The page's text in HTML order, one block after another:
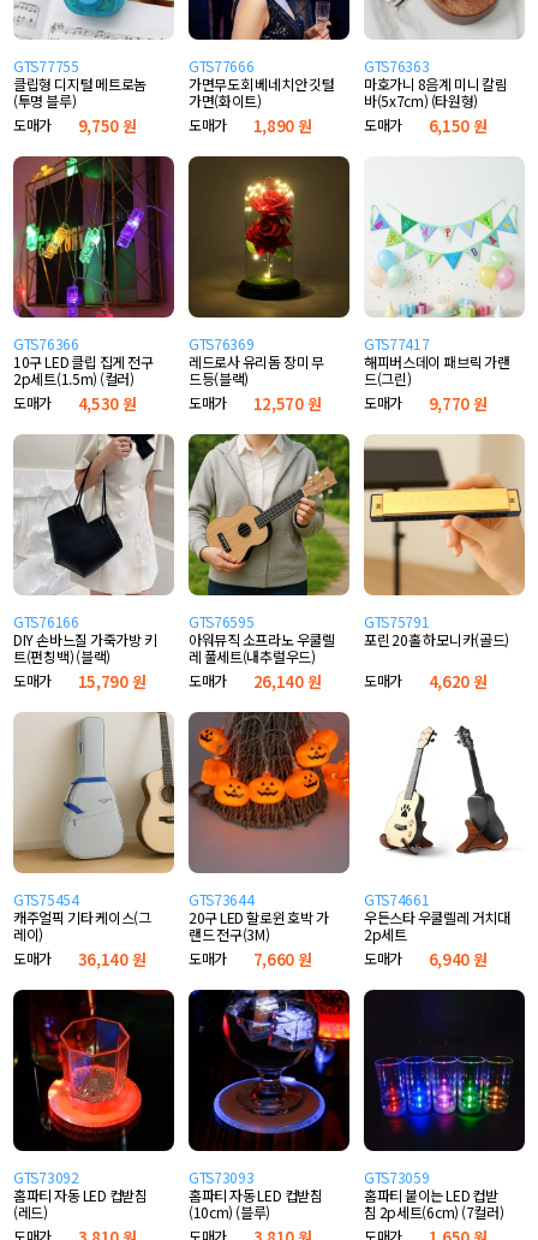
GTS77755
클립형 디지털 메트로놈
(투명 블루)
도매가
9,750 원
GTS77666
가면무도회 베네치안 깃털
가면(화이트)
도매가
1,890 원
GTS76363
마호가니 8음계 미니 칼림
바(5x7cm) (타원형)
도매가
6,150 원
GTS76366
10구 LED 클립 집게 전구
2p세트(1.5m) (컬러)
도매가
4,530 원
GTS76369
레드로사 유리돔 장미 무
드등(블랙)
도매가
12,570 원
GTS77417
해피버스데이 패브릭 가랜
드(그린)
도매가
9,770 원
GTS76166
DIY 손바느질 가죽가방 키
트(펀칭백) (블랙)
도매가
15,790 원
GTS76595
아워뮤직 소프라노 우쿨렐
레 풀세트(내추럴우드)
도매가
26,140 원
GTS75791
포린 20홀 하모니카(골드)
도매가
4,620 원
GTS75454
캐주얼픽 기타 케이스(그
레이)
도매가
36,140 원
GTS73644
20구 LED 할로윈 호박 가
랜드 전구(3M)
도매가
7,660 원
GTS74661
우든스타 우쿨렐레 거치대
2p세트
도매가
6,940 원
GTS73092
홈파티 자동 LED 컵받침
(레드)
도매가
GTS73093
홈파티 자동 LED 컵받침
(10cm) (블루)
도매가
GTS73059
홈파티 붙이는 LED 컵받
침 2p세트(6cm) (7컬러)
도매가